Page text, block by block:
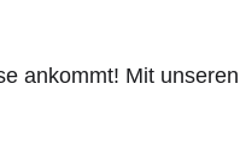
ankommt! Mit